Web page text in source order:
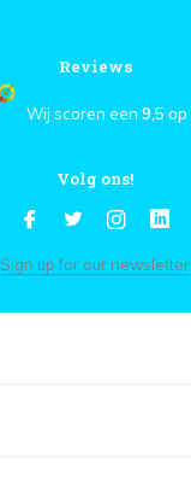
Reviews
Wij scoren een 9,5 op
Volg ons!
Sign up for our newsletter